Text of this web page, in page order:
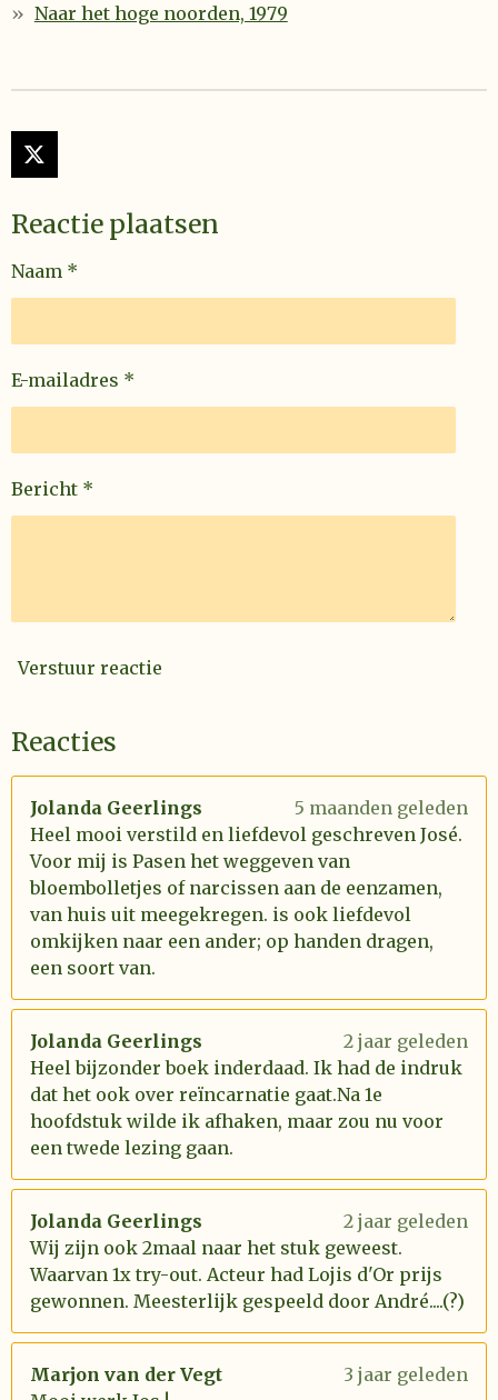
Naar het hoge noorden, 1979
X
Reactie plaatsen
Naam *
E-mailadres *
Bericht *
Verstuur reactie
Reacties
Jolanda Geerlings
5 maanden geleden
Heel mooi verstild en liefdevol geschreven José.
Voor mij is Pasen het weggeven van
bloembolletjes of narcissen aan de eenzamen,
van huis uit meegekregen. is ook liefdevol
omkijken naar een ander; op handen dragen,
een soort van.
Jolanda Geerlings
2 jaar geleden
Heel bijzonder boek inderdaad. Ik had de indruk
dat het ook over reïncarnatie gaat.Na 1e
hoofdstuk wilde ik afhaken, maar zou nu voor
een twede lezing gaan.
Jolanda Geerlings
2 jaar geleden
Wij zijn ook 2maal naar het stuk geweest.
Waarvan 1x try-out. Acteur had Lojis d'Or prijs
gewonnen. Meesterlijk gespeeld door André....(?)
Marjon van der Vegt
3 jaar geleden